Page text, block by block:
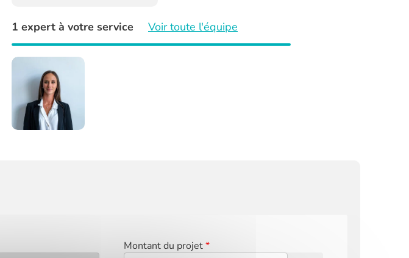
1 expert à votre service Voir toute l'équipe
Montant du projet*